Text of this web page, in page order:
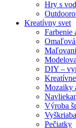
Hry s
Kreatívny svet
Farbenie
DIY –
Mozaiky
Výroba
Pečiatky